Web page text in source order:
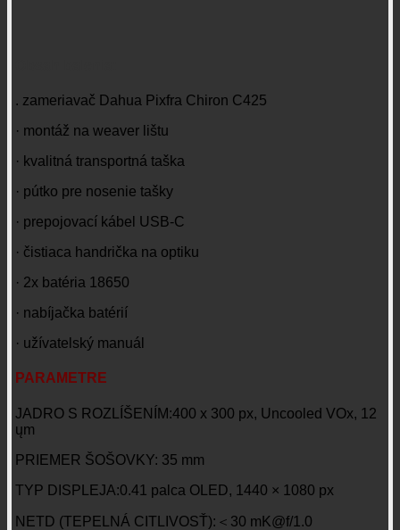
. zameriavač Dahua Pixfra Chiron C425
· montáž na weaver lištu
· kvalitná transportná taška
· pútko pre nosenie tašky
· prepojovací kábel USB-C
· čistiaca handrička na optiku
· 2x batéria 18650
· nabíjačka batérií
· užívatelský manuál
PARAMETRE
JADRO S ROZLÍŠENÍM:400 x 300 px, Uncooled VOx, 12
ųm
PRIEMER ŠOŠOVKY: 35 mm
TYP DISPLEJA:0.41 palca OLED, 1440 × 1080 px
NETD (TEPELNÁ CITLIVOSŤ):＜30 mK@f/1.0